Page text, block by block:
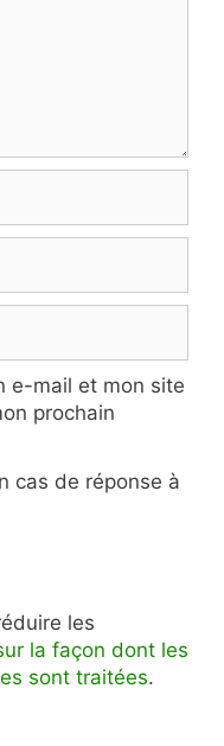
e-mail et mon site
prochain
cas de réponse à
les
la façon dont les
sont traitées.